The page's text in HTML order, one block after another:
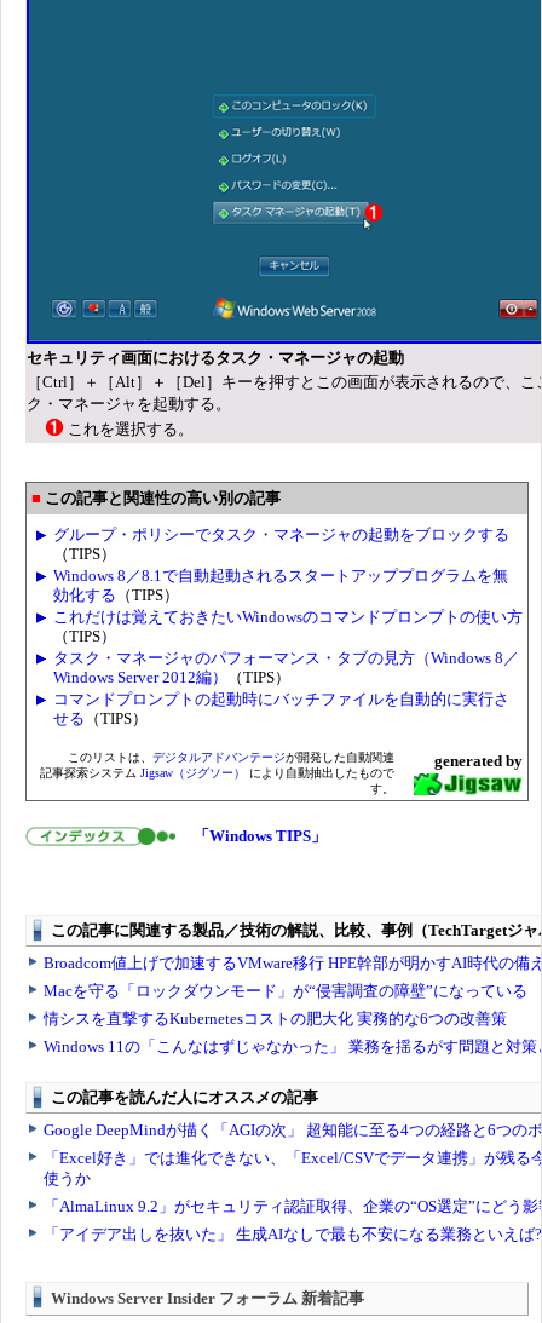
セキュリティ画面におけるタスク・マネージャの起動
［Ctrl］＋［Alt］＋［Del］キーを押すとこの画面が表示されるので、こ
ク・マネージャを起動する。
これを選択する。
この記事と関連性の高い別の記事
グループ・ポリシーでタスク・マネージャの起動をブロックする
（TIPS）
Windows 8／8.1で自動起動されるスタートアッププログラムを無
効化する （TIPS）
これだけは覚えておきたいWindowsのコマンドプロンプトの使い方
（TIPS）
タスク・マネージャのパフォーマンス・タブの見方（Windows 8／
Windows Server 2012編）
（TIPS）
コマンドプロンプトの起動時にバッチファイルを自動的に実行さ
せる （TIPS）
このリストは、 デジタルアドバンテージが開発した自動関連
記事探索システム Jigsaw（ジグソー）
により自動抽出したもので
す。
generated by
「Windows TIPS」
Windows Server Insider フォーラム 新着記事